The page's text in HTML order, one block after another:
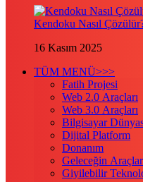
Kendoku Nasıl
16 Kasım 2025
TÜM MENÜ>>>
Fatih Projesi
Web 2.0 Araçları
Web 3.0 Araçları
Bilgisayar
Dijital Platform
Donanım
Geleceğin
Giyilebilir